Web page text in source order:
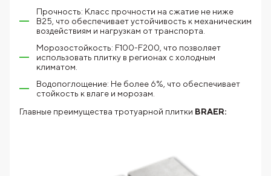
Прочность: Класс прочности на сжатие не ниже
В25, что обеспечивает устойчивость к механическим
воздействиям и нагрузкам от транспорта.
Морозостойкость: F100-F200, что позволяет
использовать плитку в регионах с холодным
климатом.
Водопоглощение: Не более 6%, что обеспечивает
стойкость к влаге и морозам.
Главные преимущества тротуарной плитки BRAER: